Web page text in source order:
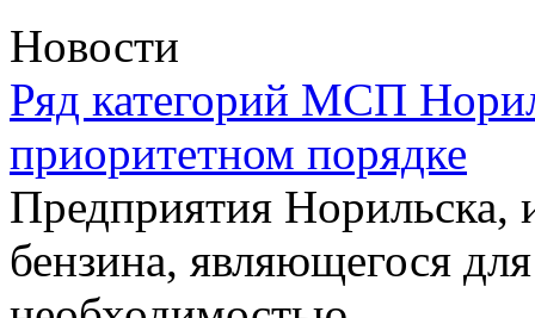
Новости
Ряд категорий МСП
приоритетном порядке
Предприятия
бензина, являющегося